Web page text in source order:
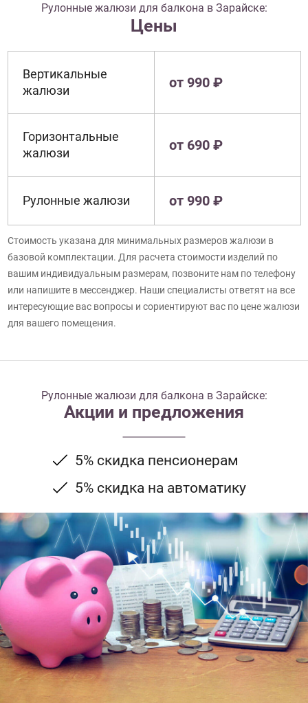
Рулонные жалюзи для балкона в Зарайске:
Цены
Вертикальные
жалюзи
от 990 ₽
Горизонтальные
жалюзи
от 690 ₽
Рулонные жалюзи от 990 ₽
Стоимость указана для минимальных размеров жалюзи в
базовой комплектации. Для расчета стоимости изделий по
вашим индивидуальным размерам, позвоните нам по телефону
или напишите в мессенджер. Наши специалисты ответят на все
интересующие вас вопросы и сориентируют вас по цене жалюзи
для вашего помещения.
Рулонные жалюзи для балкона в Зарайске:
Акции и предложения
5% скидка пенсионерам
5% скидка на автоматику